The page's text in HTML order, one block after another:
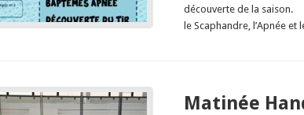
découverte de la saison.
le Scaphandre, l’Apnée et
Matinée